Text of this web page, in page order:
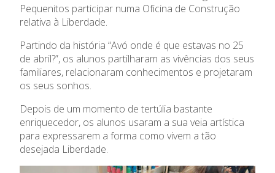
O Colégio
Ofertas de emprego
Regulamentos
Jornal “O Coreto”
Privacidade
Academia de Línguas
Ensino Profissional
Ofertas de Emprego
Ano Letivo
Pequenitos participar numa Oficina de Construção
relativa à Liberdade.
Partindo da história “Avó onde é que estavas no 25
de abril?”, os alunos partilharam as vivências dos seus
familiares, relacionaram conhecimentos e projetaram
os seus sonhos.
Depois de um momento de tertúlia bastante
enriquecedor, os alunos usaram a sua veia artística
para expressarem a forma como vivem a tão
desejada Liberdade.